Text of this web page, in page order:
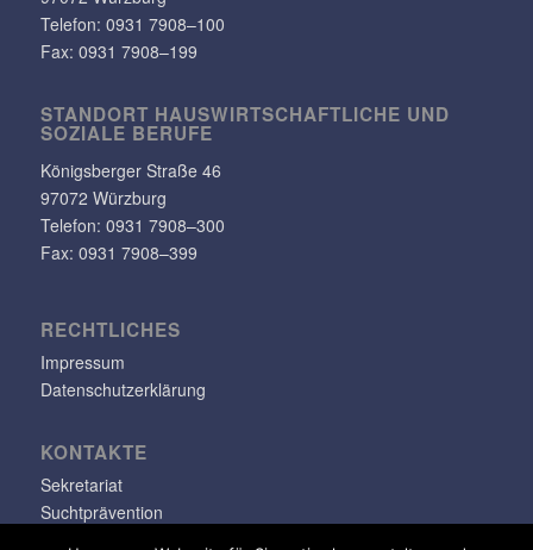
Telefon: 0931 7908–100
Fax: 0931 7908–199
STANDORT HAUS­WIRT­SCHAFT­LICHE UND
SOZIALE BERUFE
Königs­berger Straße 46
97072 Würzburg
Telefon: 0931 7908–300
Fax: 0931 7908–399
RECHT­LI­CHES
Impressum
Datenschutzerklärung
KONTAKTE
Sekretariat
Suchtprävention